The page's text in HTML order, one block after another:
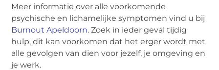
Meer informatie over alle voorkomende
psychische en lichamelijke symptomen vind u bij
Burnout Apeldoorn. Zoek in ieder geval tijdig
hulp, dit kan voorkomen dat het erger wordt met
alle gevolgen van dien voor jezelf, je omgeving en
je werk.